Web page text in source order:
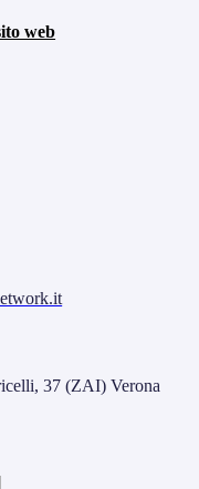
web
37 (ZAI) Verona